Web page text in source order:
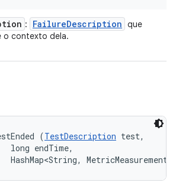
: FailureDescription que
o contexto dela.
(TestDescription test,
long endTime,
HashMap<String,